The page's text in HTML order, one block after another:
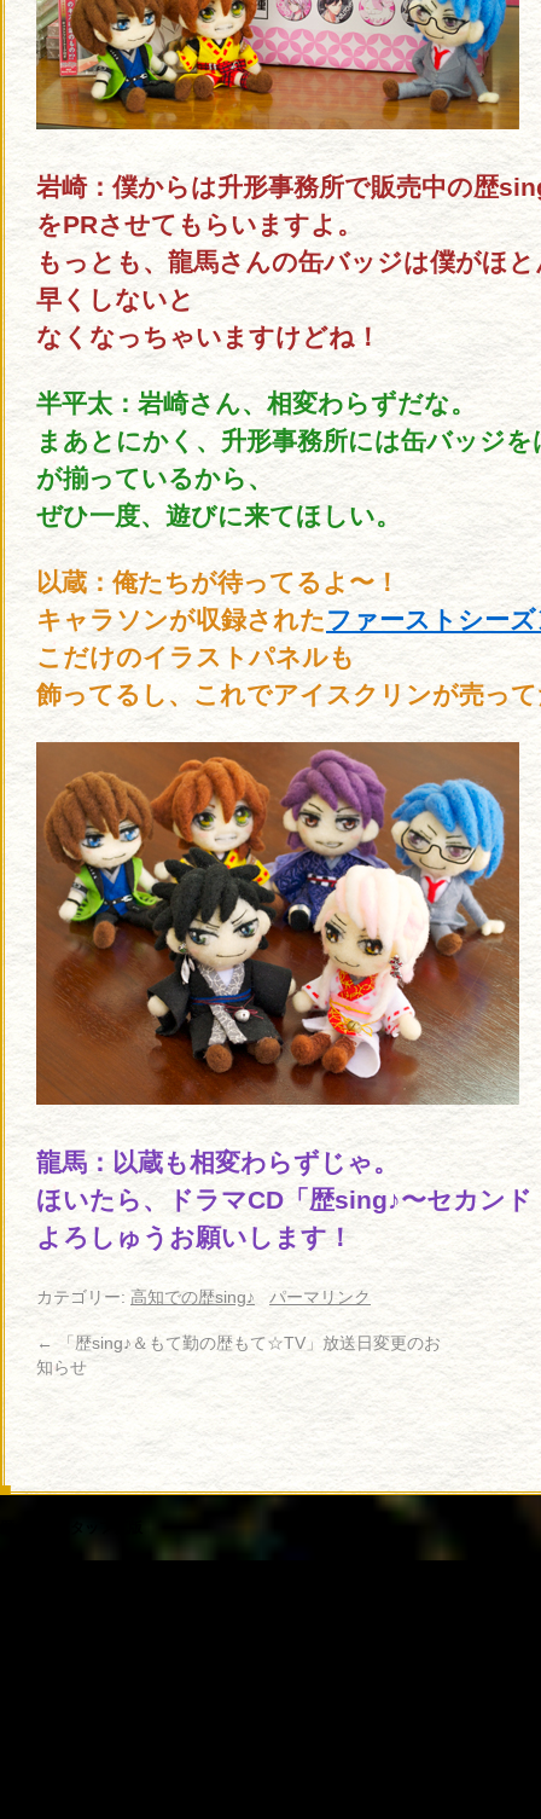
岩崎：僕からは升形事務所で販売中の歴
をPRさせてもらいますよ。
もっとも、龍馬さんの缶バッジは僕がほ
早くしないと
なくなっちゃいますけどね！
半平太：岩崎さん、相変わらずだな。
まあとにかく、升形事務所には缶バッジを
が揃っているから、
ぜひ一度、遊びに来てほしい。
以蔵：俺たちが待ってるよ〜！
キャラソンが収録された ファーストシー
こだけのイラストパネルも
飾ってるし、これでアイスクリンが売っ
龍馬：以蔵も相変わらずじゃ。
ほいたら、ドラマCD「歴sing♪〜セカン
よろしゅうお願いします！
カテゴリー: 高知での歴sing♪ パーマリンク
←「歴sing♪＆もて勤の歴もて☆TV」放送日変更のお
知らせ